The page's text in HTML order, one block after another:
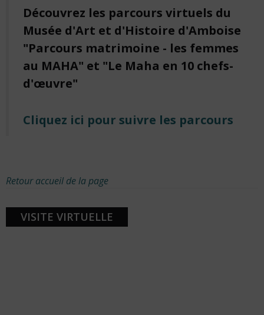
Découvrez les parcours virtuels du
Musée d'Art et d'Histoire d'Amboise
"Parcours matrimoine - les femmes
au MAHA" et "Le Maha en 10 chefs-
d'œuvre"
Cliquez ici pour suivre les parcours
Retour accueil de la page
VISITE VIRTUELLE